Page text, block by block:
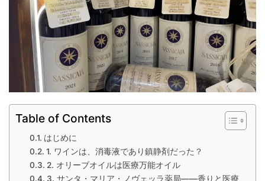
Table of Contents
はじめに
1. ワインは、消毒液であり鎮静剤だった？
2. オリーブオイルは医療万能オイル
3. サンタ・マリア・ノヴェッラ薬局――香りと医療